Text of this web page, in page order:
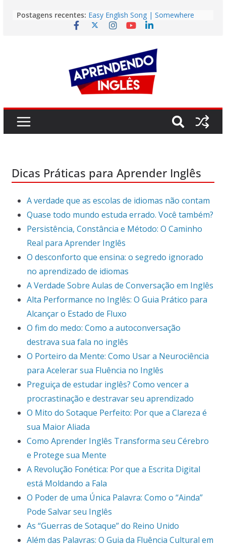
para
Postagens recentes: from the Wilderness
Easy English Song | Somewhere
Easy English Song | Unchained
Melody (Alex North)
Vídeo | How I m using NotebookLM
to power up my language learning
you smarter?
Dicas Práticas para Aprender Inglês
A verdade que as escolas de idiomas não contam
Quase todo mundo estuda errado. Você também?
Persistência, Constância e Método: O Caminho
Real para Aprender Inglês
O desconforto que ensina: o segredo ignorado
no aprendizado de idiomas
A Verdade Sobre Aulas de Conversação em Inglês
Alta Performance no Inglês: O Guia Prático para
Alcançar o Estado de Fluxo
O fim do medo: Como a autoconversação
destrava sua fala no inglês
O Porteiro da Mente: Como Usar a Neurociência
para Acelerar sua Fluência no Inglês
Preguiça de estudar inglês? Como vencer a
procrastinação e destravar seu aprendizado
O Mito do Sotaque Perfeito: Por que a Clareza é
sua Maior Aliada
Como Aprender Inglês Transforma seu Cérebro
e Protege sua Mente
A Revolução Fonética: Por que a Escrita Digital
está Moldando a Fala
O Poder de uma Única Palavra: Como o “Ainda”
Pode Salvar seu Inglês
As “Guerras de Sotaque” do Reino Unido
Além das Palavras: O Guia da Fluência Cultural em